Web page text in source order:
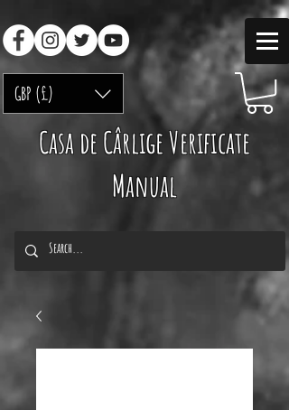
GBP (£)
Casa de Cârlige Verificate
Manual